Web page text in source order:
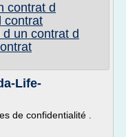
contrat d
contrat
un contrat d
Life-
de confidentialité .